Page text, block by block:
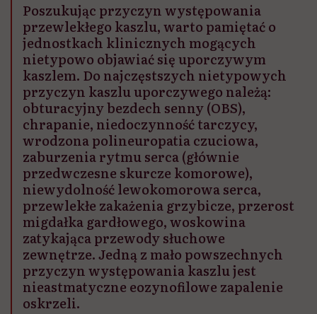
Poszukując przyczyn występowania
przewlekłego kaszlu, warto pamiętać o
jednostkach klinicznych mogących
nietypowo objawiać się uporczywym
kaszlem. Do najczęstszych nietypowych
przyczyn kaszlu uporczywego należą:
obturacyjny bezdech senny (OBS),
chrapanie, niedoczynność tarczycy,
wrodzona polineuropatia czuciowa,
zaburzenia rytmu serca (głównie
przedwczesne skurcze komorowe),
niewydolność lewokomorowa serca,
przewlekłe zakażenia grzybicze, przerost
migdałka gardłowego, woskowina
zatykająca przewody słuchowe
zewnętrze. Jedną z mało powszechnych
przyczyn występowania kaszlu jest
nieastmatyczne eozynofilowe zapalenie
oskrzeli.